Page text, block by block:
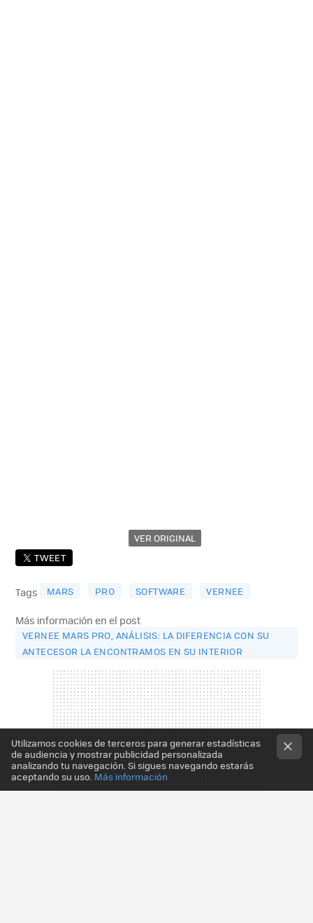
VER ORIGINAL
TWEET
Tags MARS PRO SOFTWARE VERNEE
Más información en el post
VERNEE MARS PRO, ANÁLISIS: LA DIFERENCIA CON SU
ANTECESOR LA ENCONTRAMOS EN SU INTERIOR
Utilizamos cookies de terceros para generar estadísticas
de audiencia y mostrar publicidad personalizada
analizando tu navegación. Si sigues navegando estarás
aceptando su uso. Más información